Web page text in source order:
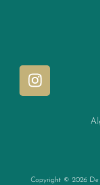
Copyright © 2026 De